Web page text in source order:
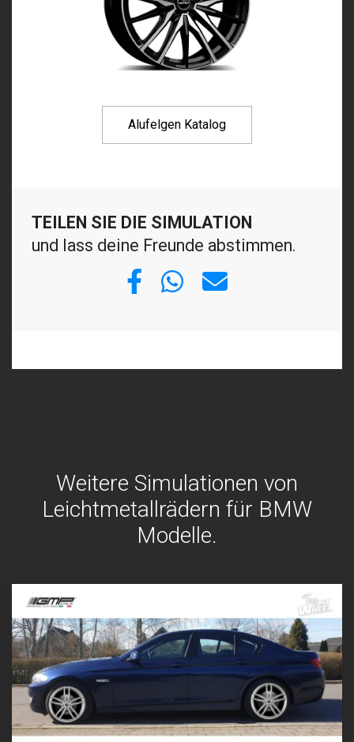
Alufelgen Katalog
TEILEN SIE DIE SIMULATION
und lass deine Freunde abstimmen.
Weitere Simulationen von
Leichtmetallrädern für BMW
Modelle.